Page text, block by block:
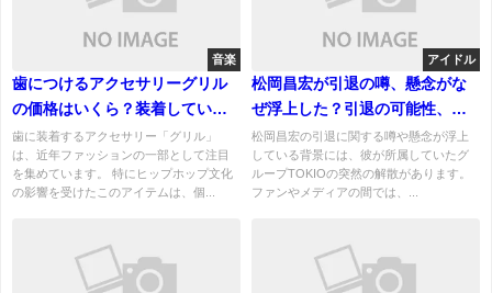
音楽
歯につけるアクセサリーグリル
の価格はいくら？装着している
芸能人はいる？
歯に装着するアクセサリー「グリル」
は、近年ファッションの一部として注目
を集めています。 特にヒップホップ文化
の影響を受けたこのアイテムは、個...
アイドル
松岡昌宏が引退の噂、懸念がな
ぜ浮上した？引退の可能性、真
相を究明！
松岡昌宏の引退に関する噂や懸念が浮上
している背景には、彼が所属していたグ
ループTOKIOの突然の解散があります。
ファンやメディアの間では、...